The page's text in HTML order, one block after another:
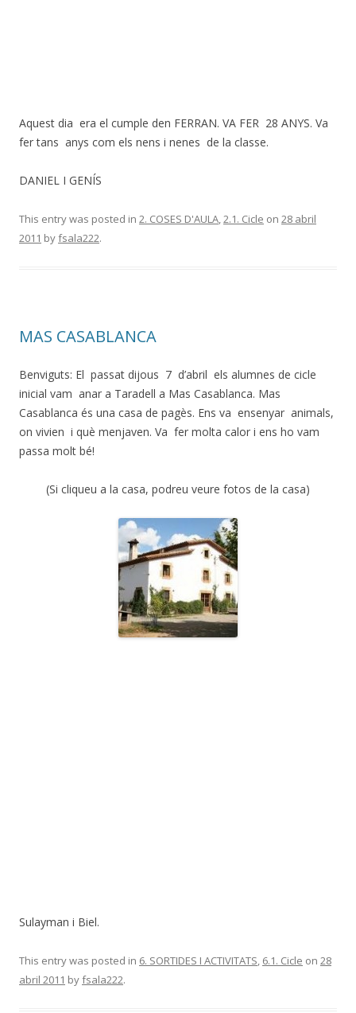
Aquest dia era el cumple den FERRAN. VA FER 28 ANYS. Va
fer tans anys com els nens i nenes de la classe.
DANIEL I GENÍS
This entry was posted in 2. COSES D'AULA,2.1. Cicle on 28 abril
2011 byfsala222.
MAS CASABLANCA
Benviguts: El passat dijous 7 d’abril els alumnes de cicle
inicial vam anar a Taradell a Mas Casablanca. Mas
Casablanca és una casa de pagès. Ens va ensenyar animals,
on vivien i què menjaven. Va fer molta calor i ens ho vam
passa molt bé!
(Si cliqueu a la casa, podreu veure fotos de la casa)
Sulayman i Biel.
This entry was posted in 6. SORTIDES I ACTIVITATS, 6.1. Cicle on 28
abril 2011 byfsala222.